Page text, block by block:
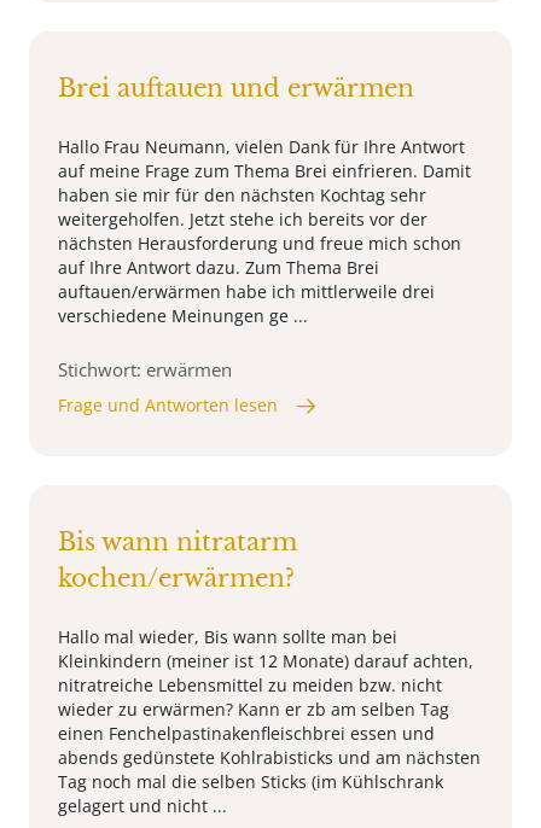
Brei auftauen und erwärmen
Hallo Frau Neumann, vielen Dank für Ihre Antwort
auf meine Frage zum Thema Brei einfrieren. Damit
haben sie mir für den nächsten Kochtag sehr
weitergeholfen. Jetzt stehe ich bereits vor der
nächsten Herausforderung und freue mich schon
auf Ihre Antwort dazu. Zum Thema Brei
auftauen/erwärmen habe ich mittlerweile drei
verschiedene Meinungen ge ...
Stichwort: erwärmen
Frage und Antworten lesen
Bis wann nitratarm
kochen/erwärmen?
Hallo mal wieder, Bis wann sollte man bei
Kleinkindern (meiner ist 12 Monate) darauf achten,
nitratreiche Lebensmittel zu meiden bzw. nicht
wieder zu erwärmen? Kann er zb am selben Tag
einen Fenchelpastinakenfleischbrei essen und
abends gedünstete Kohlrabisticks und am nächsten
Tag noch mal die selben Sticks (im Kühlschrank
gelagert und nicht ...